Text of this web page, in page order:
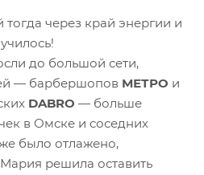
через край энергии и
до большой сети,
— барбершопов МЕТРО и
DABRO — больше
в Омске и соседних
было отлажено,
решила оставить